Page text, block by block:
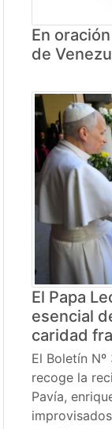
En
de
El Papa
esencial
caridad
El Boletín
recoge la
Pavía,